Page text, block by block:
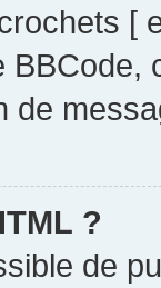
[
de
?
de